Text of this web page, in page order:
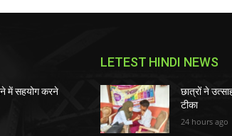
में सहयोग करने
LETEST HINDI NEWS
छात्रों ने
टीका
24 hours ago